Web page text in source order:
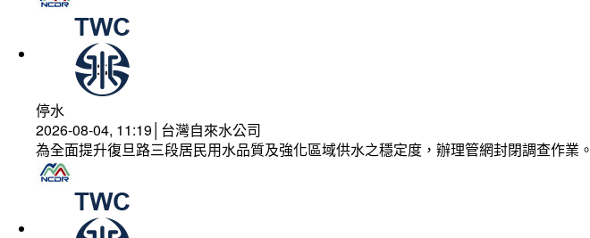
停水
2026-08-04, 11:19│台灣自來水公司
為全面提升復旦路三段居民用水品質及強化區域供水之穩定度，辦理管網封閉調查作業。